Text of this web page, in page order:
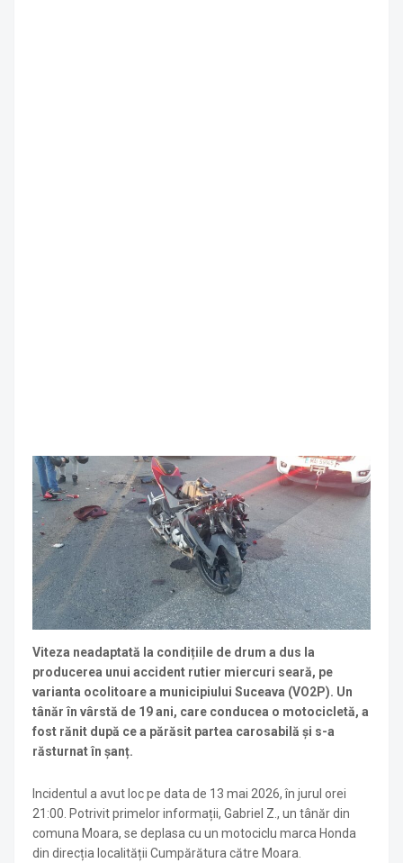
Viteza neadaptată la condițiile de drum a dus la
producerea unui accident rutier miercuri seară, pe
varianta ocolitoare a municipiului Suceava (VO2P). Un
tânăr în vârstă de 19 ani, care conducea o motocicletă, a
fost rănit după ce a părăsit partea carosabilă și s-a
răsturnat în șanț.
Incidentul a avut loc pe data de 13 mai 2026, în jurul orei
21:00. Potrivit primelor informații, Gabriel Z., un tânăr din
comuna Moara, se deplasa cu un motociclu marca Honda
din direcția localității Cumpărătura către Moara.